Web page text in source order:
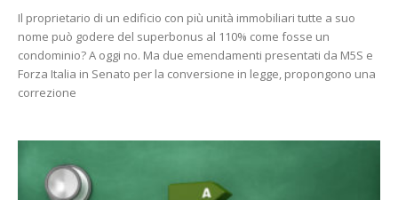
Il proprietario di un edificio con più unità immobiliari tutte a suo
nome può godere del superbonus al 110% come fosse un
condominio? A oggi no. Ma due emendamenti presentati da M5S e
Forza Italia in Senato per la conversione in legge, propongono una
correzione